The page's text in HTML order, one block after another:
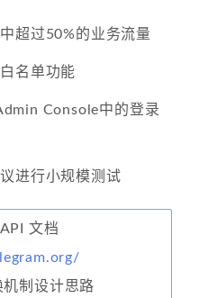
超过50%的业务流量
名单功能
Console中的登录
进行小规模测试
文档
机制设计思路